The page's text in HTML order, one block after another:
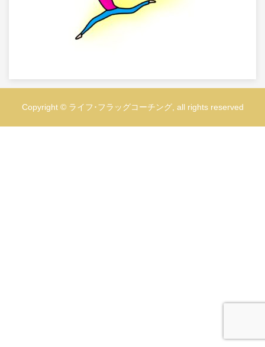
Copyright © ライフ･フラッグコーチング, all rights reserved